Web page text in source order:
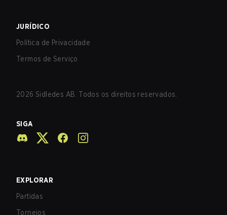
JURÍDICO
Política de Privacidade
Termos de Serviço
2026 Sidledes AB. Todos os direitos reservados.
SIGA
EXPLORAR
Partidas
Torneios